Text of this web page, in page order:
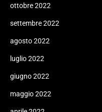
ottobre 2022
settembre 2022
agosto 2022
luglio 2022
giugno 2022
maggio 2022